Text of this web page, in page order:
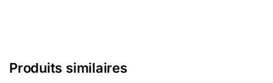
Produits similaires